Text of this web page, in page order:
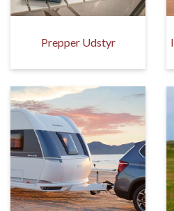
Prepper Udstyr